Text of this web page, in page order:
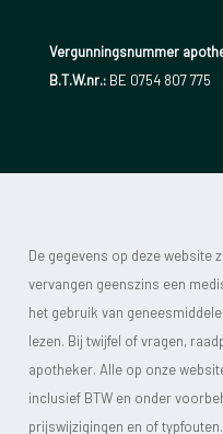
BMI tussen 51 en 60 = Super
vetmassa. Hierdoor
waarde hebben zonder dat
Het mag duidelijk zijn:
vetmassa.
VETVERDELING
Vergunningsnummer
B.T.W.nr.:BE 0754 807 775
De gegevens op deze website
vervangen geenszins een
het gebruik van
lezen. Bij twijfel of vragen,
apotheker. Alle op onze
inclusief BTW en onder
prijswijzigingen en of typfouten.